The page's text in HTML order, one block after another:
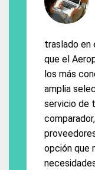
traslado en
que el
los más
amplia
servicio de
opción que